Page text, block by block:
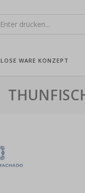
LOSE WARE KONZEPT